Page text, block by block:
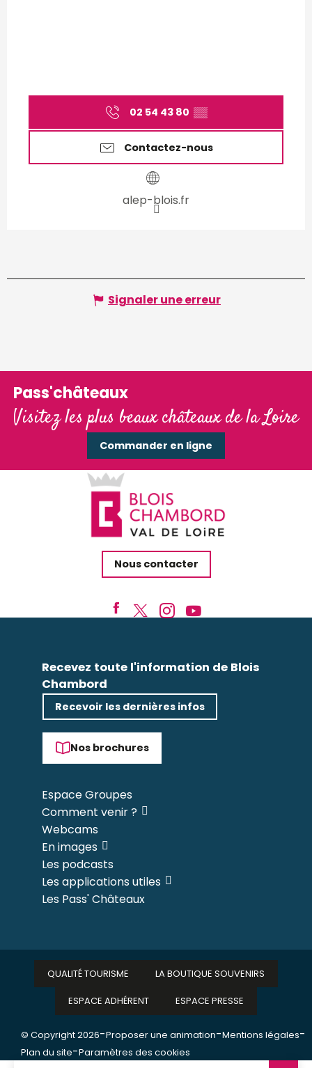
02 54 43 80 ▒▒
Contactez-nous
alep-blois.fr
Signaler une erreur
Pass'châteaux
Visitez les plus beaux châteaux de la Loire
Commander en ligne
Nous contacter
Recevez toute l'information de Blois
Chambord
Recevoir les dernières infos
Nos brochures
Espace Groupes
Comment venir ?
Webcams
En images
Les podcasts
Les applications utiles
Les Pass' Châteaux
© Copyright 2026-Proposer une animation-Mentions légales-
Plan du site-Paramètres des cookies
QUALITÉ TOURISME LA BOUTIQUE SOUVENIRS
ESPACE ADHÉRENT ESPACE PRESSE